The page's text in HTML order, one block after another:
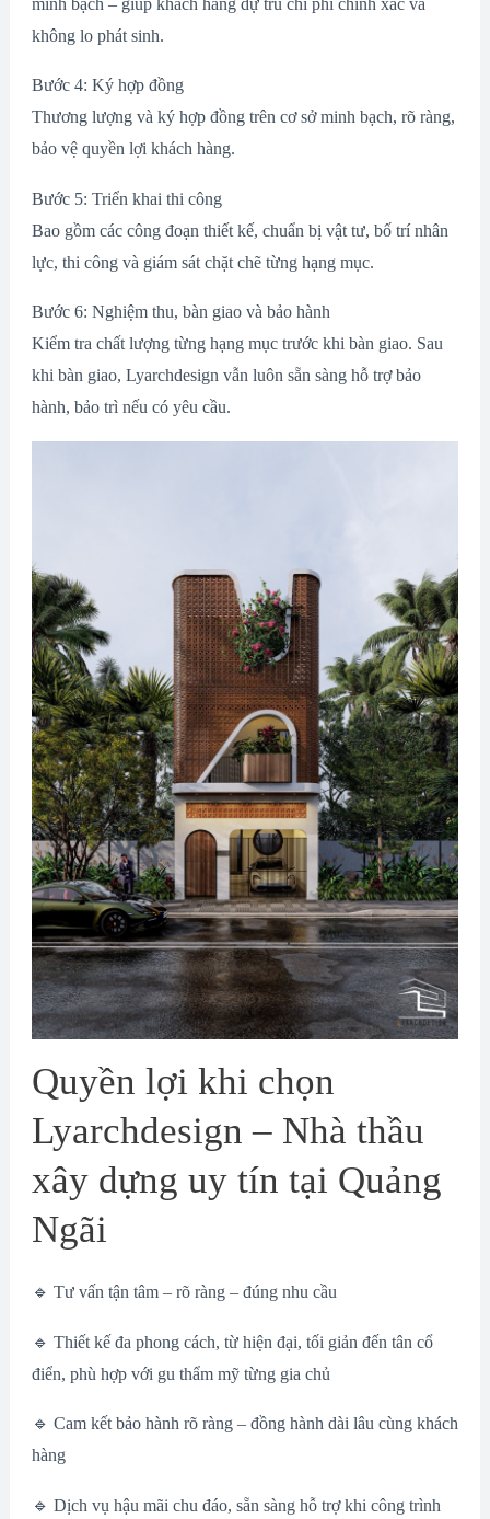
không lo phát sinh.
Bước 4: Ký hợp đồng
Thương lượng và ký hợp đồng trên cơ sở minh bạch, rõ ràng,
bảo vệ quyền lợi khách hàng.
Bước 5: Triển khai thi công
Bao gồm các công đoạn thiết kế, chuẩn bị vật tư, bố trí nhân
lực, thi công và giám sát chặt chẽ từng hạng mục.
Bước 6: Nghiệm thu, bàn giao và bảo hành
Kiểm tra chất lượng từng hạng mục trước khi bàn giao. Sau
khi bàn giao, Lyarchdesign vẫn luôn sẵn sàng hỗ trợ bảo
hành, bảo trì nếu có yêu cầu.
Quyền lợi khi chọn
Lyarchdesign – Nhà thầu
xây dựng uy tín tại Quảng
Ngãi
🔹 Tư vấn tận tâm – rõ ràng – đúng nhu cầu
🔹 Thiết kế đa phong cách, từ hiện đại, tối giản đến tân cổ
điển, phù hợp với gu thẩm mỹ từng gia chủ
🔹 Cam kết bảo hành rõ ràng – đồng hành dài lâu cùng khách
hàng
🔹 Dịch vụ hậu mãi chu đáo, sẵn sàng hỗ trợ khi công trình